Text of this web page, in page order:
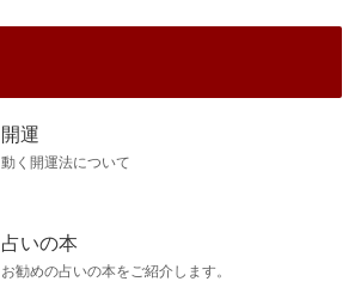
開運
動く開運法について
占いの本
お勧めの占いの本をご紹介します。